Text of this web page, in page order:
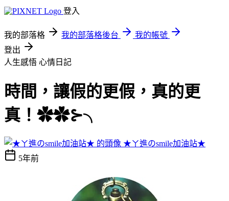
登入
我的部落格 我的部落格後台
我的帳號
登出
人生感悟 心情日記
時間，讓假的更假，真的更
真！✿✿⊱╮
★ㄚ進のsmile加油站★
5年前